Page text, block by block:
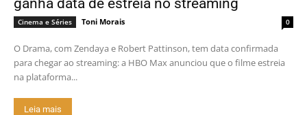
ganha data de estreia no streaming
Cinema e Séries Toni Morais 0
O Drama, com Zendaya e Robert Pattinson, tem data confirmada
para chegar ao streaming: a HBO Max anunciou que o filme estreia
na plataforma...
Leia mais